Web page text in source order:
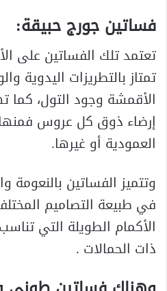
فساتين جورج حبيقة:
تعتمد تلك الفساتين على
تمتاز بالتطريزات اليدوية
الأقمشة وجود التول، كما
إرضاء ذوق كل عروس
العمودية أو غيرها.
وتتميز الفساتين بالنعومة
في طبيعة التصاميم
الأكمام الطويلة التي
ذات الحمالات .